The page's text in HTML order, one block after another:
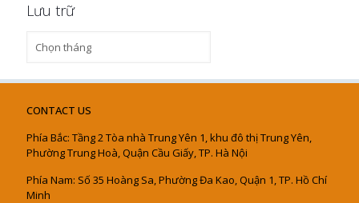
Lưu trữ
trữ
CONTACT US
Phía Bắc: Tầng 2 Tòa nhà Trung Yên 1, khu đô thị Trung Yên,
Phường Trung Hoà, Quận Cầu Giấy, TP. Hà Nội
Phía Nam: Số 35 Hoàng Sa, Phường Đa Kao, Quận 1, TP. Hồ Chí
Minh